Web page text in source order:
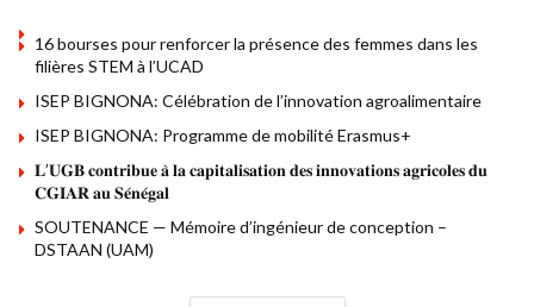
16 bourses pour renforcer la présence des femmes dans les
filières STEM à l’UCAD
ISEP BIGNONA: Célébration de l’innovation agroalimentaire
ISEP BIGNONA: Programme de mobilité Erasmus+
𝐋’𝐔𝐆𝐁 𝐜𝐨𝐧𝐭𝐫𝐢𝐛𝐮𝐞 𝐚̀ 𝐥𝐚 𝐜𝐚𝐩𝐢𝐭𝐚𝐥𝐢𝐬𝐚𝐭𝐢𝐨𝐧 𝐝𝐞𝐬 𝐢𝐧𝐧𝐨𝐯𝐚𝐭𝐢𝐨𝐧𝐬 𝐚𝐠𝐫𝐢𝐜𝐨𝐥𝐞𝐬 𝐝𝐮
𝐂𝐆𝐈𝐀𝐑 𝐚𝐮 𝐒𝐞́𝐧𝐞́𝐠𝐚𝐥
SOUTENANCE — Mémoire d’ingénieur de conception –
DSTAAN (UAM)